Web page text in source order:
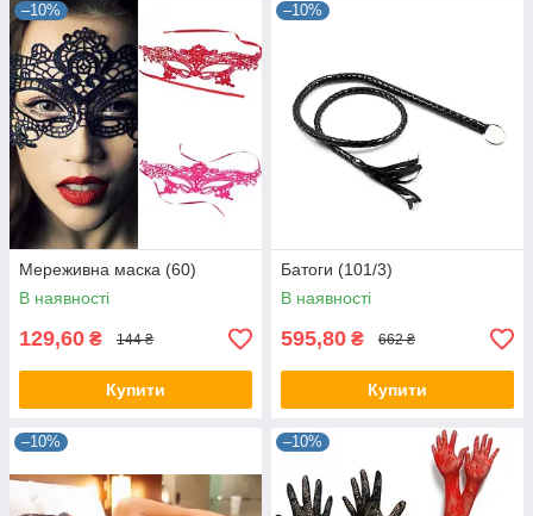
–10%
Мереживна маска (60)
В наявності
129,60 ₴ 144 ₴
Купити
–10%
Батоги (101/3)
В наявності
595,80 ₴ 662 ₴
Купити
–10% –10%